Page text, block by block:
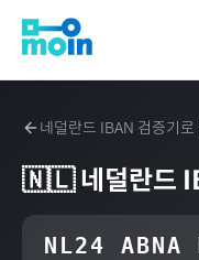
네덜란드 IBAN 검증기로
🇳🇱 네덜란드
NL24 ABNA